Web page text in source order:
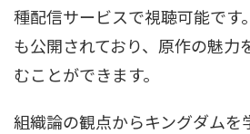
種配信サービスで視聴可能です
も公開されており、原作の魅力
むことができます。
組織論の観点からキングダムを